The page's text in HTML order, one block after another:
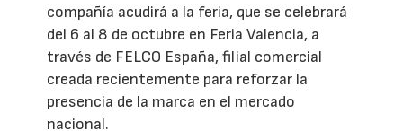
compañía acudirá a la feria, que se celebrará
del 6 al 8 de octubre en Feria Valencia, a
través de FELCO España, filial comercial
creada recientemente para reforzar la
presencia de la marca en el mercado
nacional.